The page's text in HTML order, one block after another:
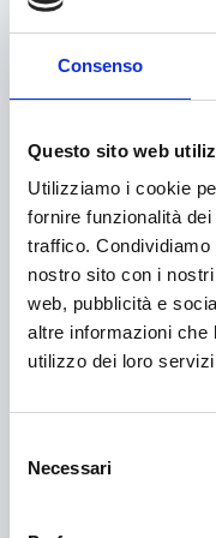
Consenso
Questo sito web
Utilizziamo i cookie
fornire funzionalità
traffico.
nostro sito con i
web, pubblicità e
altre informazioni che
utilizzo dei loro
delNecessari
Accessibilità
Acquisto
Acquisto
Aerospazio
Agricoltura e
Agroalimentare
Aiuti umanitari e
Alimentazione e
Allevamento
Ambiente e
Ammodernamento